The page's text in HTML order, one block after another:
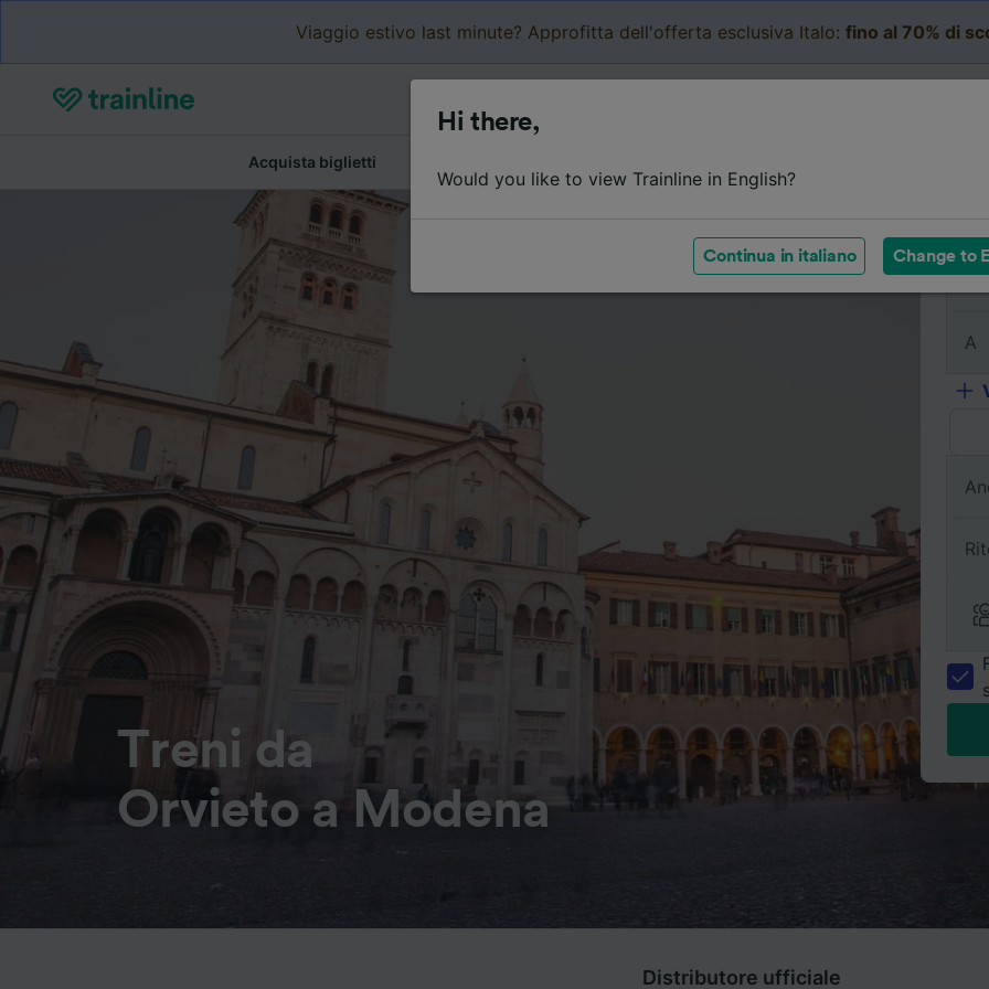
Viaggio estivo last minute? Approfitta dell'offerta esclusiva Italo: fino al 70% di
Acquista biglietti
Treni da
Orvieto a Modena
Da
A
Distributore ufficiale
Hi there,
Would you like to view Trainline in English?
Continua in italiano Change to